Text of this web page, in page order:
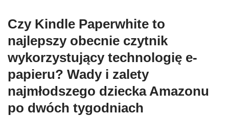
Czy Kindle Paperwhite to
najlepszy obecnie czytnik
wykorzystujący technologię e-
papieru? Wady i zalety
najmłodszego dziecka Amazonu
po dwóch tygodniach